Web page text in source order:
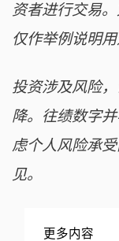
资者进行交易
仅作举例说明用
投资涉及风险
降。往绩数字
虑个人风险承
见。
更多内容